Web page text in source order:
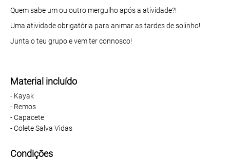
Quem sabe um ou outro mergulho após a atividade?!
Uma atividade obrigatória para animar as tardes de solinho!
Junta o teu grupo e vem ter connosco!
Material incluído
- Kayak
- Remos
- Capacete
- Colete Salva Vidas
Condições